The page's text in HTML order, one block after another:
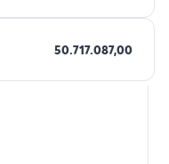
50.717.087,00